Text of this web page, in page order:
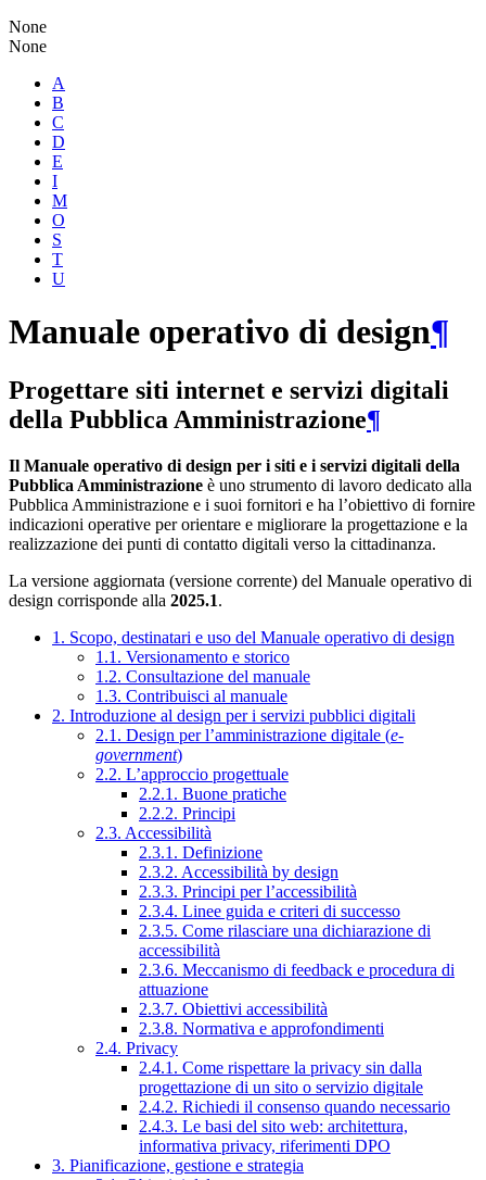
None
None
A
B
C
D
E
I
M
O
S
T
U
Manuale operativo di design¶
Progettare siti internet e servizi digitali
della Pubblica Amministrazione¶
Il Manuale operativo di design per i siti e i servizi digitali della
Pubblica Amministrazione è uno strumento di lavoro dedicato alla
Pubblica Amministrazione e i suoi fornitori e ha l’obiettivo di fornire
indicazioni operative per orientare e migliorare la progettazione e la
realizzazione dei punti di contatto digitali verso la cittadinanza.
La versione aggiornata (versione corrente) del Manuale operativo di
design corrisponde alla 2025.1.
1. Scopo, destinatari e uso del Manuale operativo di design
1.1. Versionamento e storico
1.2. Consultazione del manuale
1.3. Contribuisci al manuale
2. Introduzione al design per i servizi pubblici digitali
2.1. Design per l’amministrazione digitale (e-
government)
2.2. L’approccio progettuale
2.2.1. Buone pratiche
2.2.2. Principi
2.3. Accessibilità
2.3.1. Definizione
2.3.2. Accessibilità by design
2.3.3. Principi per l’accessibilità
2.3.4. Linee guida e criteri di successo
2.3.5. Come rilasciare una dichiarazione di
accessibilità
2.3.6. Meccanismo di feedback e procedura di
attuazione
2.3.7. Obiettivi accessibilità
2.3.8. Normativa e approfondimenti
2.4. Privacy
2.4.1. Come rispettare la privacy sin dalla
progettazione di un sito o servizio digitale
2.4.2. Richiedi il consenso quando necessario
2.4.3. Le basi del sito web: architettura,
informativa privacy, riferimenti DPO
3. Pianificazione, gestione e strategia